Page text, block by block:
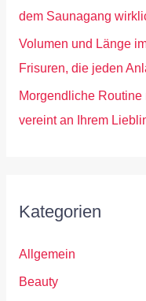
dem Saunagang
Volumen und Länge
Frisuren, die jeden
Morgendliche Routine
vereint an Ihrem
Kategorien
Allgemein
Beauty